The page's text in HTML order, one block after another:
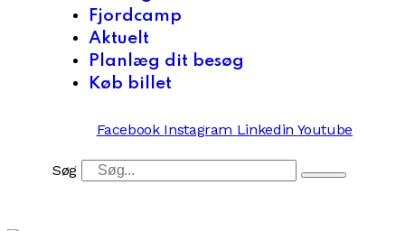
Fjordcamp
Aktuelt
Planlæg dit besøg
Køb billet
Facebook Instagram Linkedin Youtube
Søg